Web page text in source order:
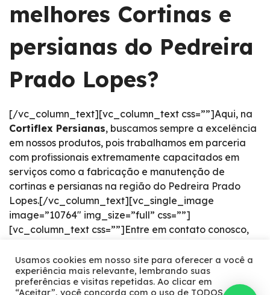
melhores Cortinas e
persianas do Pedreira
Prado Lopes?
[/vc_column_text][vc_column_text css=””]Aqui, na
Cortiflex Persianas, buscamos sempre a excelência
em nossos produtos, pois trabalhamos em parceria
com profissionais extremamente capacitados em
serviços como a fabricação e manutenção de
cortinas e persianas na região do Pedreira Prado
Lopes.[/vc_column_text][vc_single_image
image=”10764″ img_size=”full” css=””]
[vc_column_text css=””]Entre em contato conosco,
os nossos produtos e condições especiais praticadas
em nosso segmento de mercado.[/vc_column_text]
[/vc_column][/vc_row]
Usamos cookies em nosso site para oferecer a você a
experiência mais relevante, lembrando suas
preferências e visitas repetidas. Ao clicar em
“Aceitar”, você concorda com o uso de TODOS os